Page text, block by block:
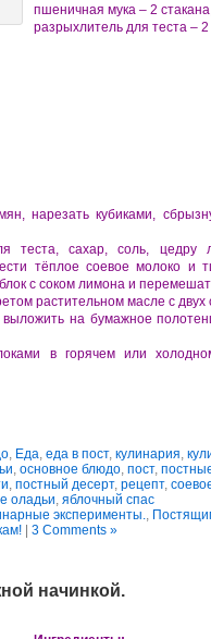
пшеничная мука – 2
разрыхлитель для теста – 2
нарезать кубиками,
теста, сахар, соль, цедру
тёплое соевое молоко и
с соком лимона и
растительном масле с двух
на бумажное
в горячем или
, Еда, еда в пост, кулинария,
, основное блюдо, пост,
, постный десерт, рецепт,
оладьи, яблочный спас
эксперименты.,
3 Comments »
начинкой.